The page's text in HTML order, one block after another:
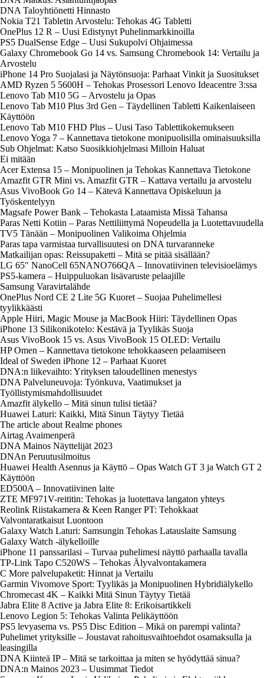
DNA Taloyhtiönetti Hinnasto
Nokia T21 Tabletin Arvostelu: Tehokas 4G Tabletti
OnePlus 12 R – Uusi Edistynyt Puhelinmarkkinoilla
PS5 DualSense Edge – Uusi Sukupolvi Ohjaimessa
Galaxy Chromebook Go 14 vs. Samsung Chromebook 14: Vertailu ja
Arvostelu
iPhone 14 Pro Suojalasi ja Näytönsuoja: Parhaat Vinkit ja Suositukset
AMD Ryzen 5 5600H – Tehokas Prosessori Lenovo Ideacentre 3:ssa
Lenovo Tab M10 5G – Arvostelu ja Opas
Lenovo Tab M10 Plus 3rd Gen – Täydellinen Tabletti Kaikenlaiseen
Käyttöön
Lenovo Tab M10 FHD Plus – Uusi Taso Tablettikokemukseen
Lenovo Yoga 7 – Kannettava tietokone monipuolisilla ominaisuuksilla
Sub Ohjelmat: Katso Suosikkiohjelmasi Milloin Haluat
Ei mitään
Acer Extensa 15 – Monipuolinen ja Tehokas Kannettava Tietokone
Amazfit GTR Mini vs. Amazfit GTR – Kattava vertailu ja arvostelu
Asus VivoBook Go 14 – Kätevä Kannettava Opiskeluun ja
Työskentelyyn
Magsafe Power Bank – Tehokasta Lataamista Missä Tahansa
Paras Netti Kotiin – Paras Nettiliittymä Nopeudella ja Luotettavuudella
TV5 Tänään – Monipuolinen Valikoima Ohjelmia
Paras tapa varmistaa turvallisuutesi on DNA turvaranneke
Matkailijan opas: Reissupaketti – Mitä se pitää sisällään?
LG 65″ NanoCell 65NANO766QA – Innovatiivinen televisioelämys
PS5-kamera – Huippuluokan lisävaruste pelaajille
Samsung Varavirtalähde
OnePlus Nord CE 2 Lite 5G Kuoret – Suojaa Puhelimellesi
tyylikkäästi
Apple Hiiri, Magic Mouse ja MacBook Hiiri: Täydellinen Opas
iPhone 13 Silikonikotelo: Kestävä ja Tyylikäs Suoja
Asus VivoBook 15 vs. Asus VivoBook 15 OLED: Vertailu
HP Omen – Kannettava tietokone tehokkaaseen pelaamiseen
Ideal of Sweden iPhone 12 – Parhaat Kuoret
DNA:n liikevaihto: Yrityksen taloudellinen menestys
DNA Palveluneuvoja: Työnkuva, Vaatimukset ja
Työllistymismahdollisuudet
Amazfit älykello – Mitä sinun tulisi tietää?
Huawei Laturi: Kaikki, Mitä Sinun Täytyy Tietää
The article about Realme phones
Airtag Avaimenperä
DNA Mainos Näyttelijät 2023
DNAn Peruutusilmoitus
Huawei Health Asennus ja Käyttö – Opas Watch GT 3 ja Watch GT 2
Käyttöön
ED500A – Innovatiivinen laite
ZTE MF971V-reititin: Tehokas ja luotettava langaton yhteys
Reolink Riistakamera & Keen Ranger PT: Tehokkaat
Valvontaratkaisut Luontoon
Galaxy Watch Laturi: Samsungin Tehokas Latauslaite Samsung
Galaxy Watch -älykelloille
iPhone 11 panssarilasi – Turvaa puhelimesi näyttö parhaalla tavalla
TP-Link Tapo C520WS – Tehokas Älyvalvontakamera
C More palvelupaketit: Hinnat ja Vertailu
Garmin Vivomove Sport: Tyylikäs ja Monipuolinen Hybridiälykello
Chromecast 4K – Kaikki Mitä Sinun Täytyy Tietää
Jabra Elite 8 Active ja Jabra Elite 8: Erikoisartikkeli
Lenovo Legion 5: Tehokas Valinta Pelikäyttöön
PS5 levyasema vs. PS5 Disc Edition – Mikä on parempi valinta?
Puhelimet yrityksille – Joustavat rahoitusvaihtoehdot osamaksulla ja
leasingilla
DNA Kiinteä IP – Mitä se tarkoittaa ja miten se hyödyttää sinua?
DNA:n Mainos 2023 – Uusimmat Tiedot